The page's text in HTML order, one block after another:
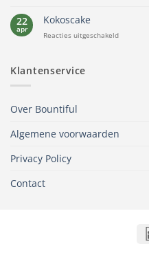
22
apr
Kokoscake
Reacties uitgeschakeldvoor
Klantenservice
Over Bountiful
Algemene voorwaarden
Privacy Policy
Contact